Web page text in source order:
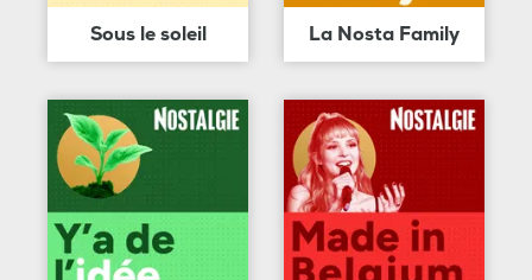
Sous le soleil La Nosta Family